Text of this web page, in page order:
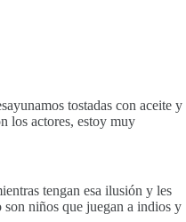
tostadas con aceite y
los actores, estoy muy
tengan esa ilusión y les
niños que juegan a indios y